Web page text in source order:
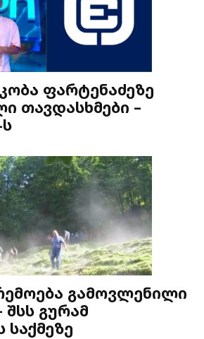
ფარტენაძეზე
თავდასხმები –
გამოვლენილი
შსს გურამ
საქმეზე